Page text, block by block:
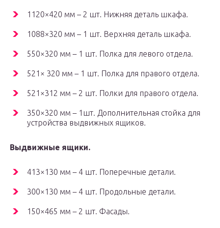
1120×420 мм – 2 шт. Нижняя деталь шкафа.
1088×320 мм – 1 шт. Верхняя деталь шкафа.
550×320 мм – 1 шт. Полка для левого отдела.
521× 320 мм – 1 шт. Полка для правого отдела.
521×312 мм – 2 шт. Полки для правого отдела.
350×320 мм – 1шт. Дополнительная стойка для
устройства выдвижных ящиков.
Выдвижные ящики.
413×130 мм – 4 шт. Поперечные детали.
300×130 мм – 4 шт. Продольные детали.
150×465 мм – 2 шт. Фасады.